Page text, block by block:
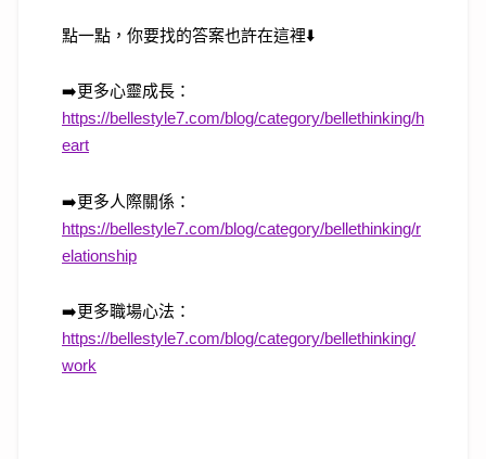
點一點，你要找的答案也許在這裡⬇️
➡️更多心靈成長：
https://bellestyle7.com/blog/category/bellethinking/h
eart
➡️更多人際關係：
https://bellestyle7.com/blog/category/bellethinking/r
elationship
➡️更多職場心法：
https://bellestyle7.com/blog/category/bellethinking/
work